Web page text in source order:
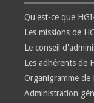
Qu'est-ce que
Les missions de
Le conseil
Les adhérents de
Organigramme de
Administration